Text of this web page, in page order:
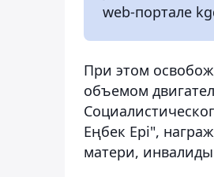
web-портале
При этом
объемом
Еңбек Epi",
матери,